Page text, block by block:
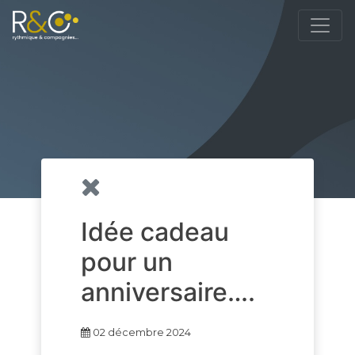
Idée cadeau
pour un
anniversaire….
02 décembre 2024